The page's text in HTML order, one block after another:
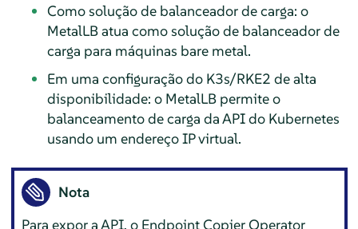
Como solução de balanceador de carga: o
MetalLB atua como solução de balanceador de
carga para máquinas bare metal.
Em uma configuração do K3s/RKE2 de alta
disponibilidade: o MetalLB permite o
balanceamento de carga da API do Kubernetes
usando um endereço IP virtual.
Nota
Para expor a API, o Endpoint Copier Operator